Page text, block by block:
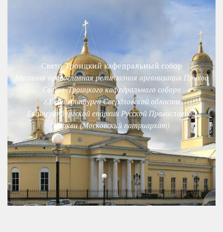
Свято-Троицкий кафедральный собор
Местная православная религиозная организация Приход
Свято-Троицкого кафедрального собора
г.Екатеринбурга Свердловской области
Екатеринбургской епархии Русской Православной
Церкви (Московский патриархат)